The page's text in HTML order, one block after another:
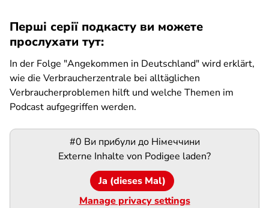
Перші серії подкасту ви можете
прослухати тут:
In der Folge "Angekommen in Deutschland" wird erklärt,
wie die Verbraucherzentrale bei alltäglichen
Verbraucherproblemen hilft und welche Themen im
Podcast aufgegriffen werden.
Podigee-
#0 Ви прибули до Німеччини
Externe Inhalte von Podigee laden?
Ja (dieses Mal)
Manage privacy settings